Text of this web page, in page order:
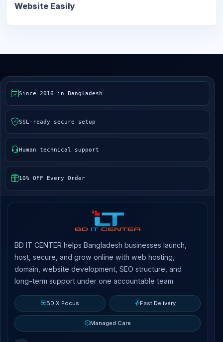
Website Easily
Since 2016 in Bangladesh
SSL-ready secure setup
Human technical support
10% OFF Every Order
BD IT CENTER helps Bangladesh businesses launch,
host, secure, and grow online with web hosting,
domain, website development, SEO structure, and
long-term support under one accountable team.
BDIX Focus Fast Delivery
Managed Care